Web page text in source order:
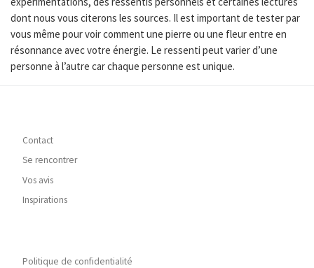
dont nous vous citerons les sources. Il est important de tester par
vous même pour voir comment une pierre ou une fleur entre en
résonnance avec votre énergie. Le ressenti peut varier d’une
personne à l’autre car chaque personne est unique.
Contact
Se rencontrer
Vos avis
Inspirations
Politique de confidentialité